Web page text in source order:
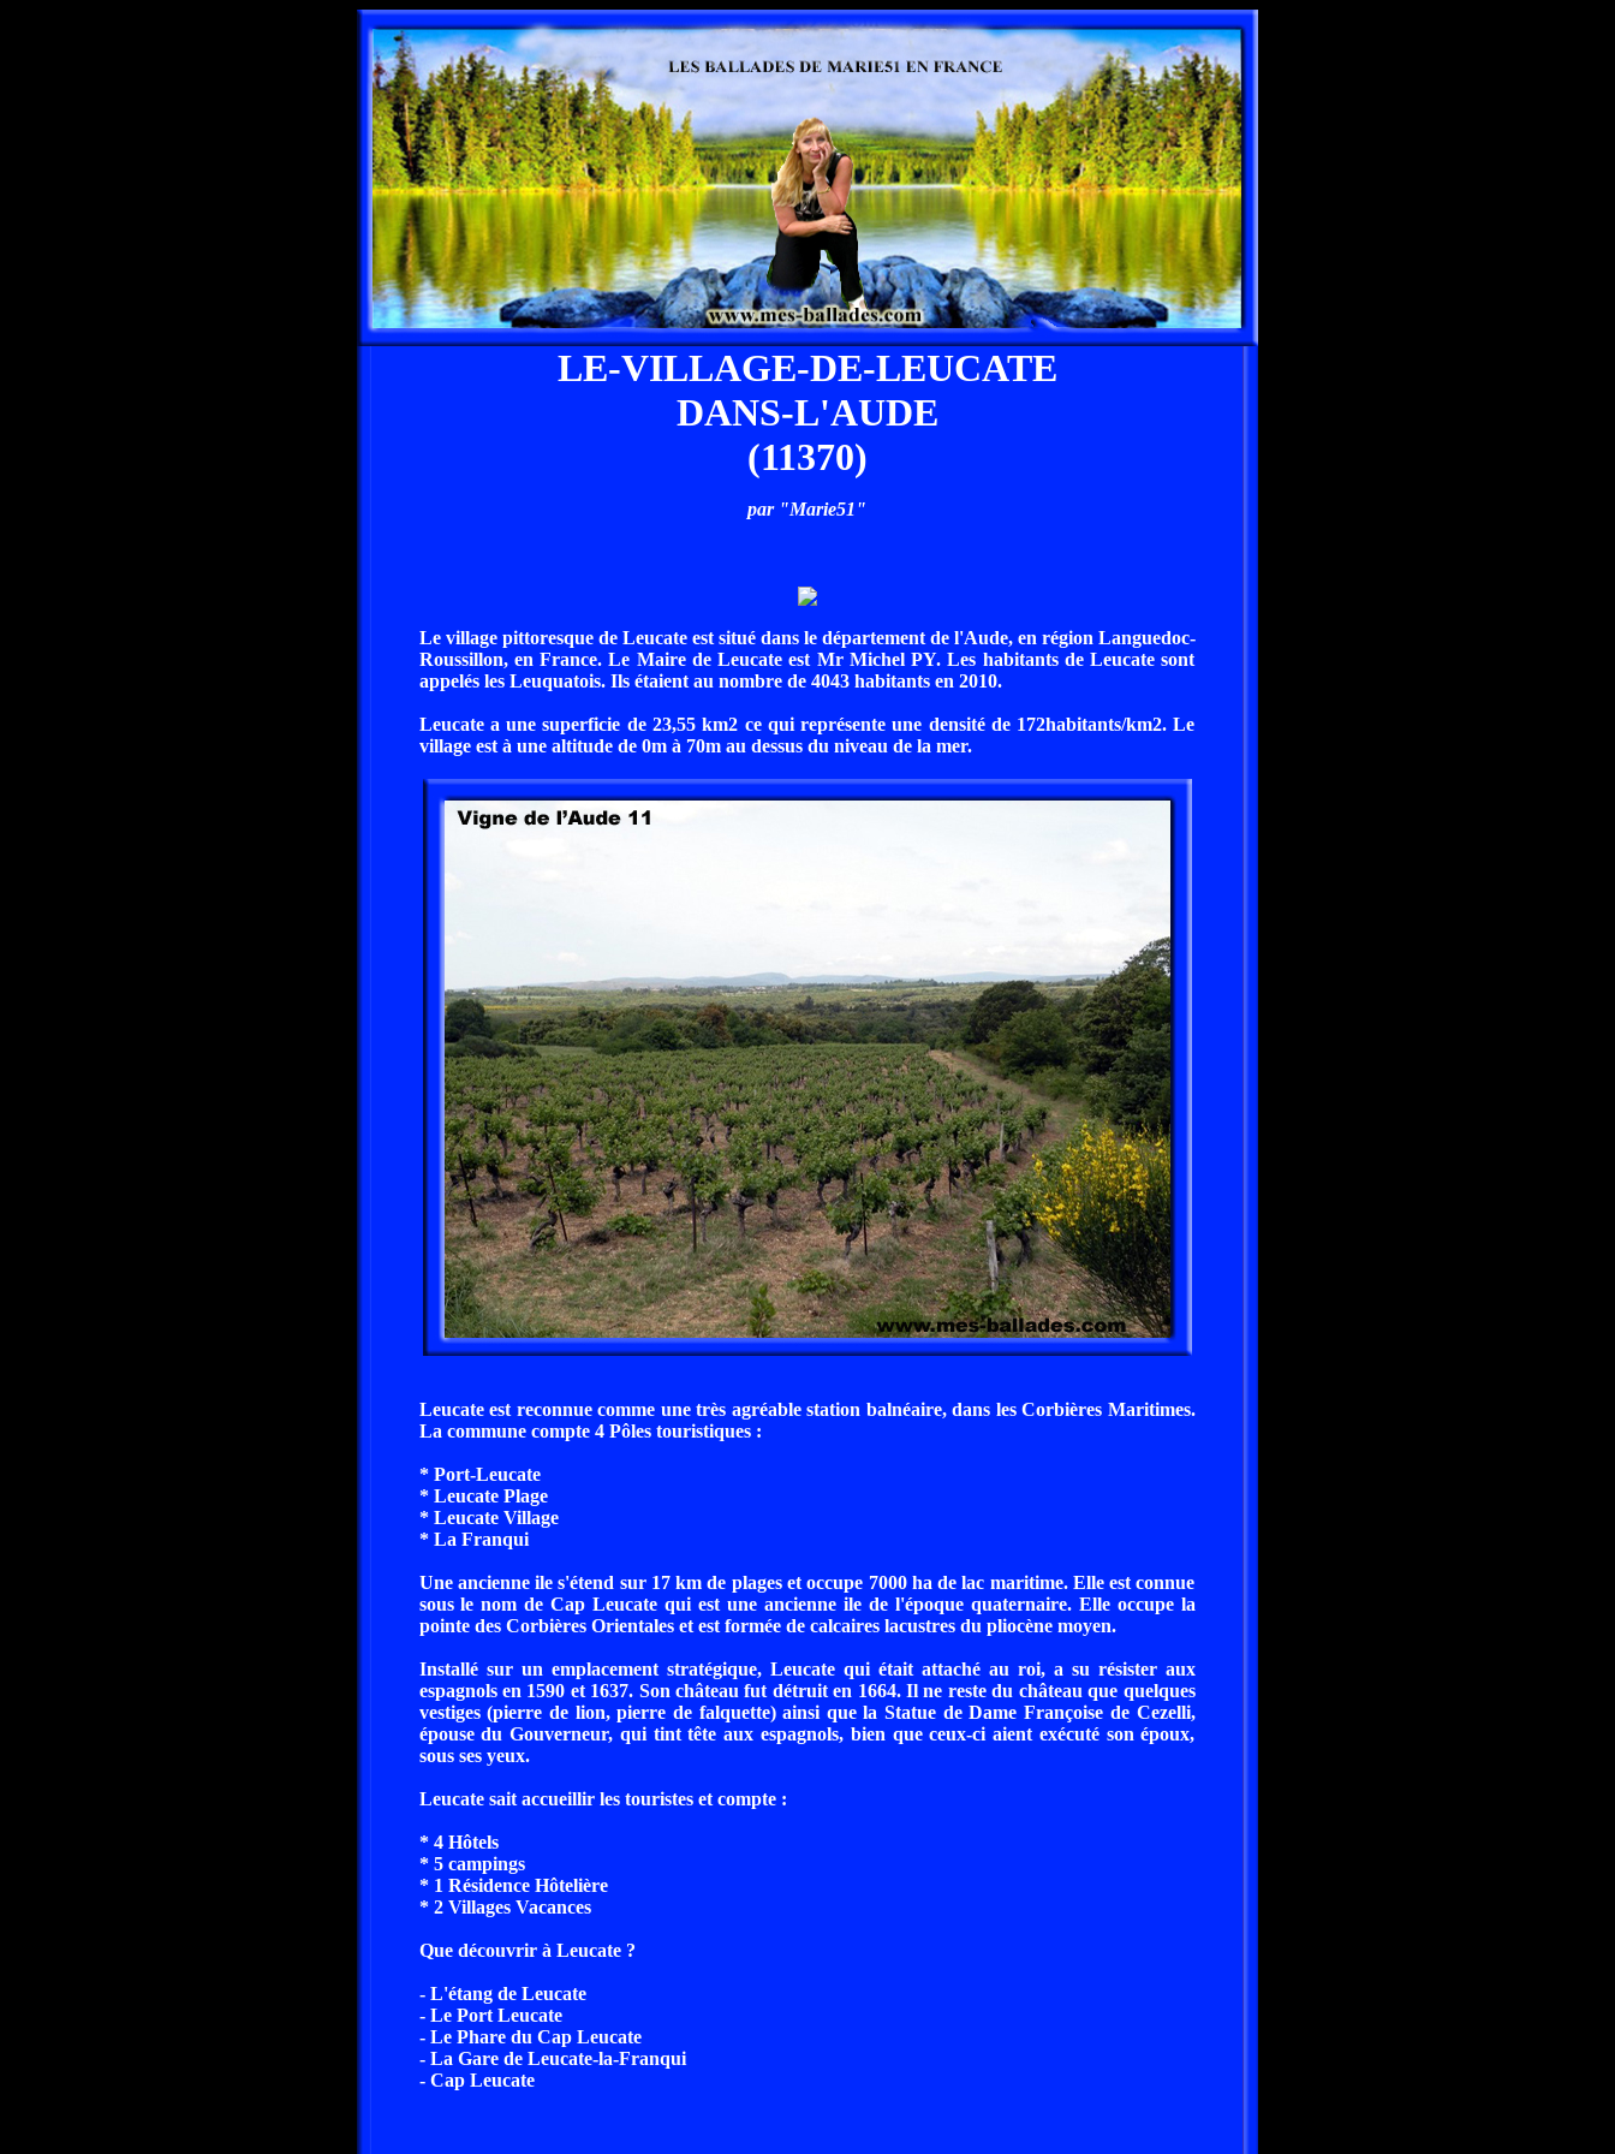
LE-VILLAGE-DE-LEUCATE
DANS-L'AUDE
(11370)
par "Marie51"
Le village pittoresque de Leucate est situé dans le département de l'Aude, en région Languedoc-
Roussillon, en France. Le Maire de Leucate est Mr Michel PY. Les habitants de Leucate sont
appelés les Leuquatois. Ils étaient au nombre de 4043 habitants en 2010.
Leucate a une superficie de 23,55 km2 ce qui représente une densité de 172habitants/km2. Le
village est à une altitude de 0m à 70m au dessus du niveau de la mer.
Leucate est reconnue comme une très agréable station balnéaire, dans les Corbières Maritimes.
La commune compte 4 Pôles touristiques :
* Port-Leucate
* Leucate Plage
* Leucate Village
* La Franqui
Une ancienne ile s'étend sur 17 km de plages et occupe 7000 ha de lac maritime. Elle est connue
sous le nom de Cap Leucate qui est une ancienne ile de l'époque quaternaire. Elle occupe la
pointe des Corbières Orientales et est formée de calcaires lacustres du pliocène moyen.
Installé sur un emplacement stratégique, Leucate qui était attaché au roi, a su résister aux
espagnols en 1590 et 1637. Son château fut détruit en 1664. Il ne reste du château que quelques
vestiges (pierre de lion, pierre de falquette) ainsi que la Statue de Dame Françoise de Cezelli,
épouse du Gouverneur, qui tint tête aux espagnols, bien que ceux-ci aient exécuté son époux,
sous ses yeux.
Leucate sait accueillir les touristes et compte :
* 4 Hôtels
* 5 campings
* 1 Résidence Hôtelière
* 2 Villages Vacances
Que découvrir à Leucate ?
- L'étang de Leucate
- Le Port Leucate
- Le Phare du Cap Leucate
- La Gare de Leucate-la-Franqui
- Cap Leucate